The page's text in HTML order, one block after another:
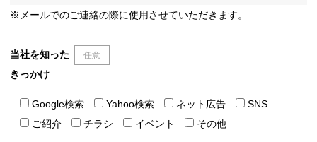
※メールでのご連絡の際に使用させていただきます。
当社を知った
きっかけ
任意
Google検索 Yahoo検索 ネット広告
SNS
ご紹介
チラシ イベント その他